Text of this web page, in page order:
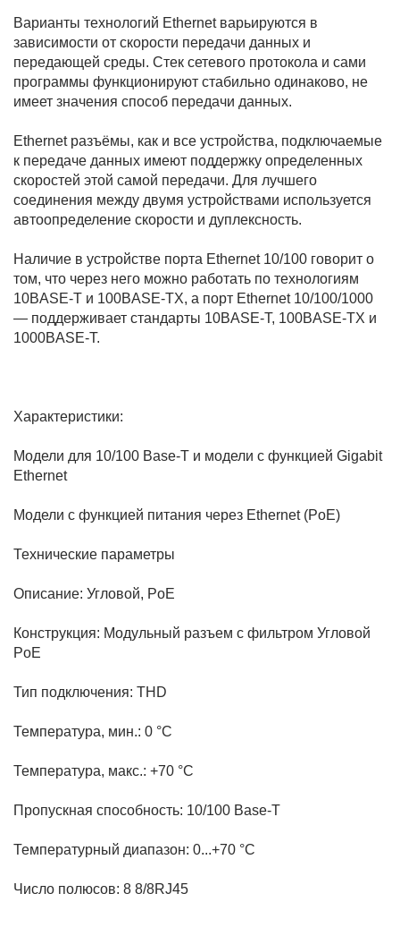
Варианты технологий Ethernet варьируются в
зависимости от скорости передачи данных и
передающей среды. Стек сетевого протокола и сами
программы функционируют стабильно одинаково, не
имеет значения способ передачи данных.
Ethernet разъёмы, как и все устройства, подключаемые
к передаче данных имеют поддержку определенных
скоростей этой самой передачи. Для лучшего
соединения между двумя устройствами используется
автоопределение скорости и дуплексность.
Наличие в устройстве порта Ethernet 10/100 говорит о
том, что через него можно работать по технологиям
10BASE-T и 100BASE-TX, а порт Ethernet 10/100/1000
— поддерживает стандарты 10BASE-T, 100BASE-TX и
1000BASE-T.
Характеристики:
Модели для 10/100 Base-T и модели с функцией Gigabit
Ethernet
Модели с функцией питания через Ethernet (PoE)
Технические параметры
Описание: Угловой, PoE
Конструкция: Модульный разъем с фильтром Угловой
PoE
Тип подключения: THD
Температура, мин.: 0 °C
Температура, макс.: +70 °C
Пропускная способность: 10/100 Base-T
Температурный диапазон: 0...+70 °C
Число полюсов: 8 8/8RJ45